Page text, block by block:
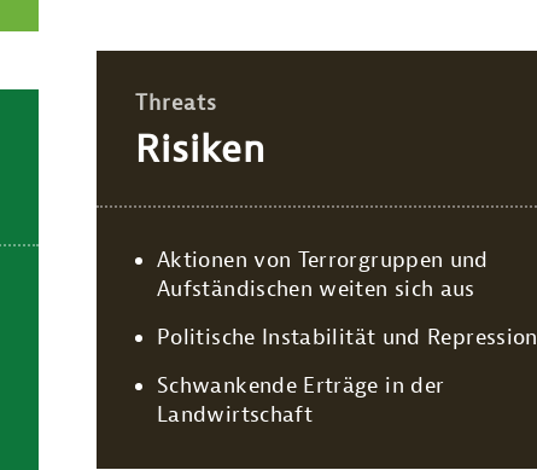
Threats
Risiken
Aktionen von Terrorgruppen und
Aufständischen weiten sich aus
Politische Instabilität und Repression
Schwankende Erträge in der
Landwirtschaft